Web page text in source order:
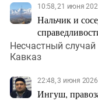
10:58, 21 июня
Нальчик и
Несчастный
Кавказ
22:48, 3 июня 2026
Ингуш,